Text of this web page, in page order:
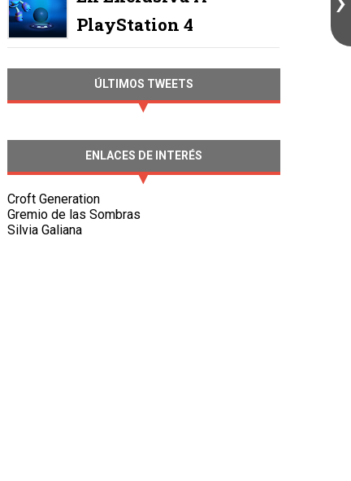
PlayStation 4
ÚLTIMOS TWEETS
ENLACES DE INTERÉS
Croft Generation
Gremio de las Sombras
Silvia Galiana